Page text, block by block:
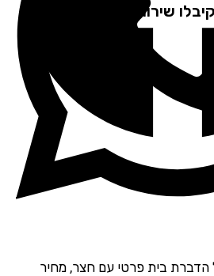
שירות ממליצים
הדברת בית פרטי עם חצר, מחיר